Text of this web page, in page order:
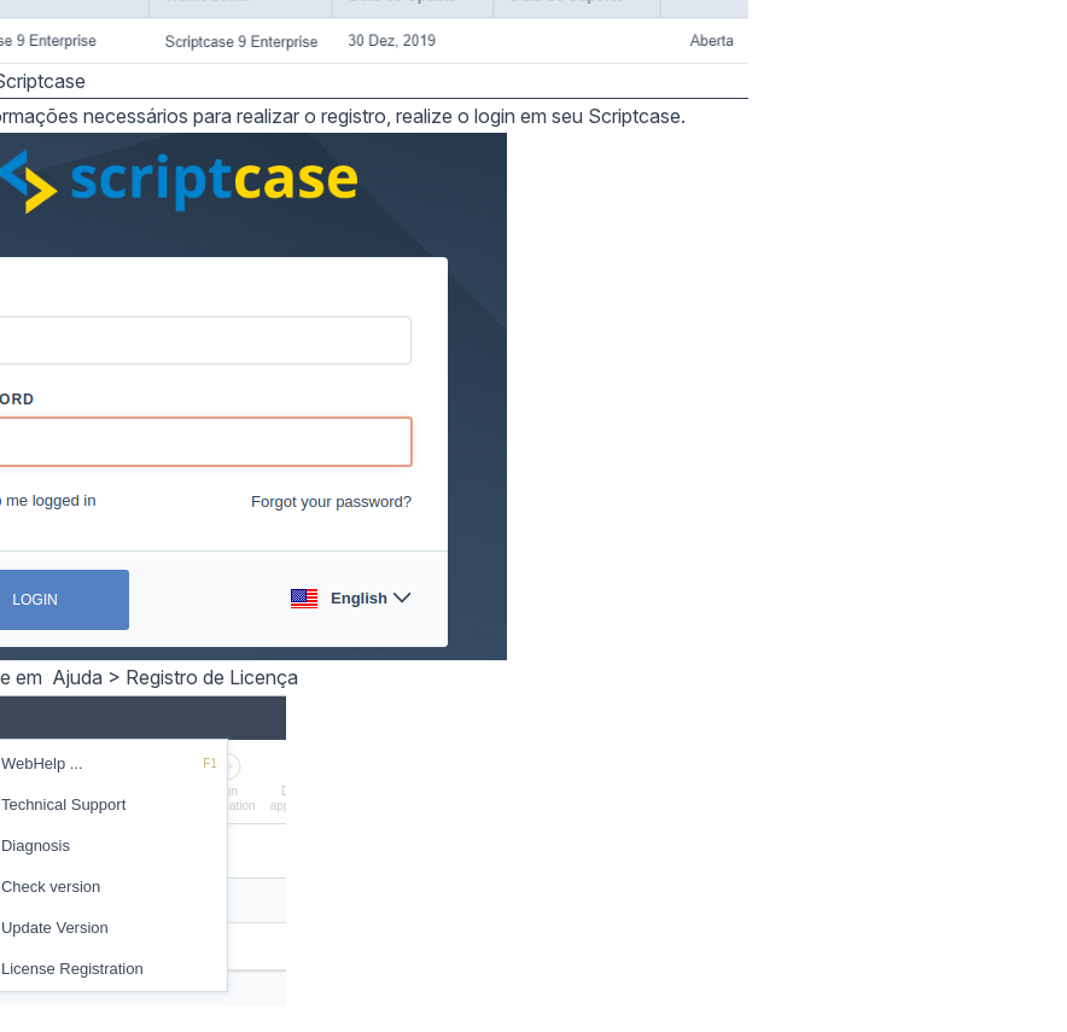
necessários para realizar o registro, realize o login em seu Scriptcase.
em Ajuda > Registro de Licença